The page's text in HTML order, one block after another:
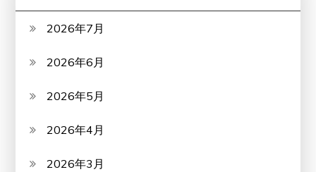
2026年7月
2026年6月
2026年5月
2026年4月
2026年3月